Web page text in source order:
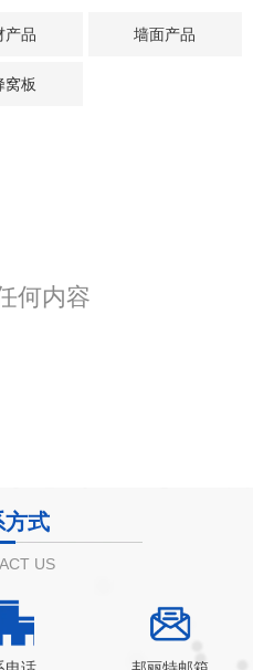
产品 墙面产品
窝板
何内容
方式
US